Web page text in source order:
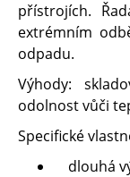
přístrojích.
extrémním
odpadu.
Výhody:
odolnost vůči
Specifické
dlouhá